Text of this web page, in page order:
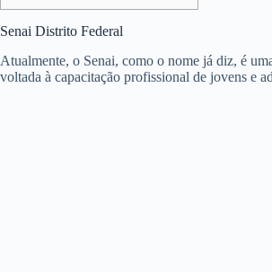
Senai Distrito Federal
Atualmente, o Senai, como o nome já diz, é
voltada à capacitação profissional de jovens e